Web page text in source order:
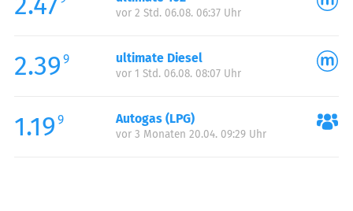
vor 2 Std. 06.08. 06:37 Uhr
2.39 9 ultimate Diesel
vor 1 Std. 06.08. 08:07 Uhr
1.19 9 Autogas (LPG)
vor 3 Monaten 20.04. 09:29 Uhr